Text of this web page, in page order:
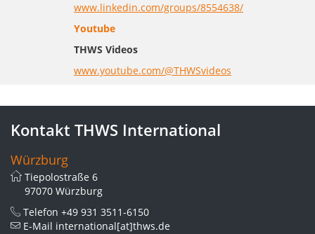
www.linkedin.com/groups/8554638/
Youtube
THWS Videos
www.youtube.com/@THWSvideos
Kontakt THWS International
Würzburg
Tiepolostraße 6
97070 Würzburg
Telefon +49 931 3511-6150
E-Mail international[at]thws.de